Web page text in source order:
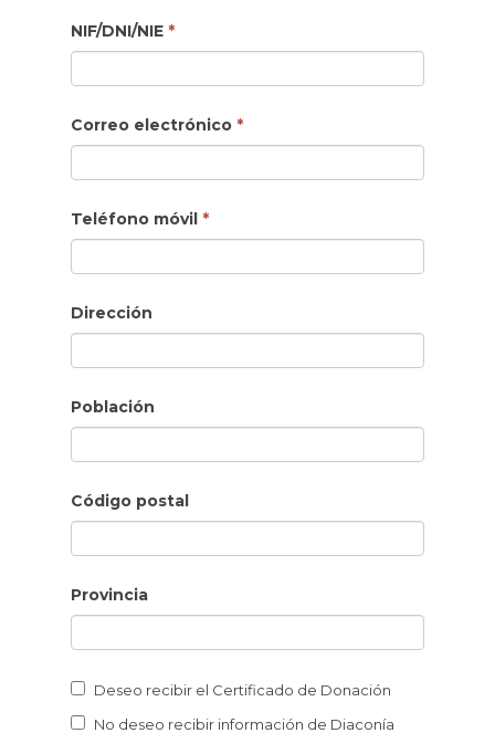
NIF/DNI/NIE *
Correo electrónico *
Teléfono móvil *
Dirección
Población
Código postal
Provincia
Deseo recibir el Certificado de Donación
No deseo recibir información de Diaconía